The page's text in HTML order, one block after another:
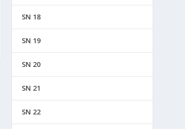
SN 18
SN 19
SN 20
SN 21
SN 22